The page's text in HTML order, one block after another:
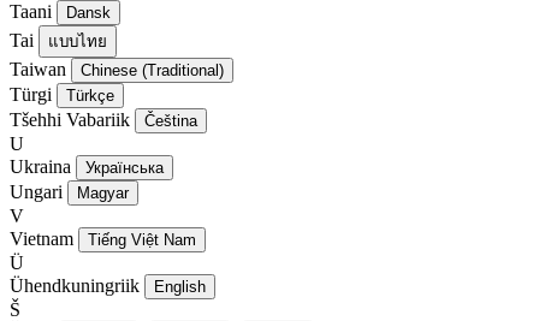
Taani
Dansk
Tai แบบไทย
Taiwan Chinese (Traditional)
Türgi Türkçe
Tšehhi Vabariik Čeština
U
Ukraina
Українська
Ungari Magyar
V
Vietnam
Tiếng Việt Nam
Ü
Ühendkuningriik
English
Š